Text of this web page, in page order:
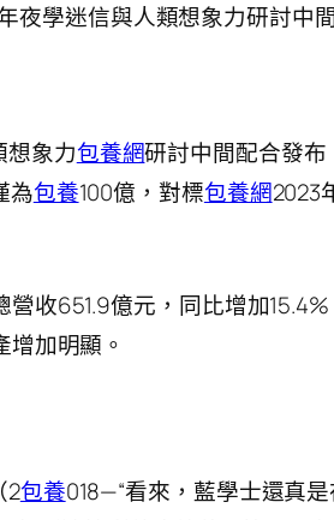
夜學迷信與人類想象力研討中
想象力包養網研討中間配合發
為包養100億，對標包養網2023
收651.9億元，同比增加
加明顯。
2包養018—“看來，藍學士還真